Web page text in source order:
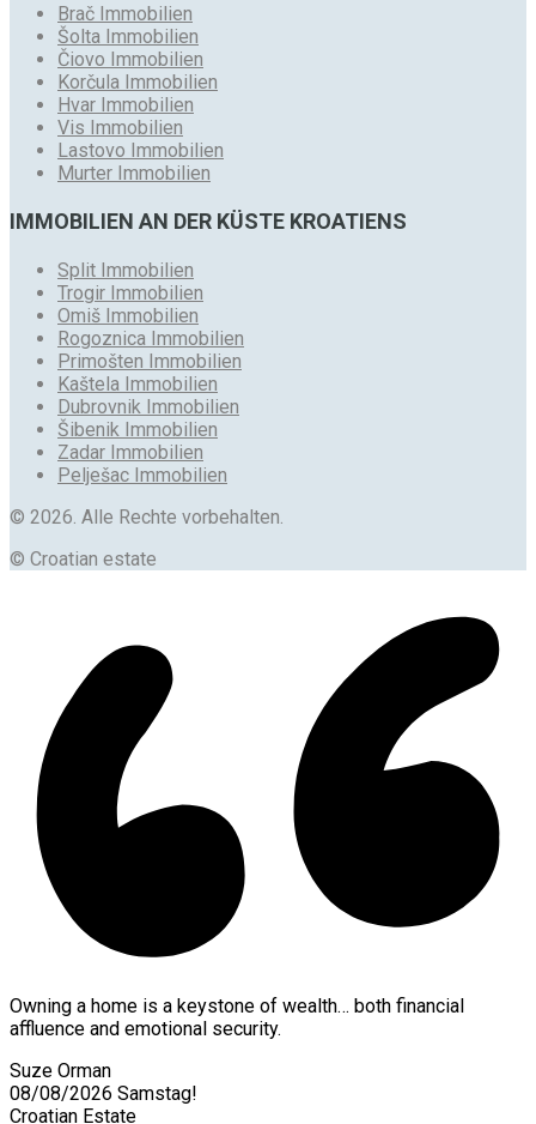
Brač Immobilien
Šolta Immobilien
Čiovo Immobilien
Korčula Immobilien
Hvar Immobilien
Vis Immobilien
Lastovo Immobilien
Murter Immobilien
IMMOBILIEN AN DER KÜSTE KROATIENS
Split Immobilien
Trogir Immobilien
Omiš Immobilien
Rogoznica Immobilien
Primošten Immobilien
Kaštela Immobilien
Dubrovnik Immobilien
Šibenik Immobilien
Zadar Immobilien
Pelješac Immobilien
© 2026. Alle Rechte vorbehalten.
© Croatian estate
Owning a home is a keystone of wealth… both financial
affluence and emotional security.
Suze Orman
08/08/2026 Samstag!
Croatian Estate